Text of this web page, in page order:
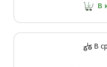
В
В